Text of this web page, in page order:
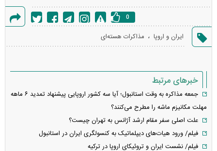
گزارش
خطا
0
ایران و اروپا ، مذاکرات هسته‌ای
خبرهای مرتبط
جمعه مذاکره به وقت استانبول؛ آیا سه کشور اروپایی پیشنهاد تمدید ۶ ماهه
مهلت مکانیزم ماشه را مطرح می‌کنند؟
علت اصلی سفر مقام ارشد آژانس به تهران چیست؟
فیلم/ ورود هیات‌های دیپلماتیک به کنسولگری ایران در استانبول
فیلم/ نشست ایران و تروئیکای اروپا در ترکیه